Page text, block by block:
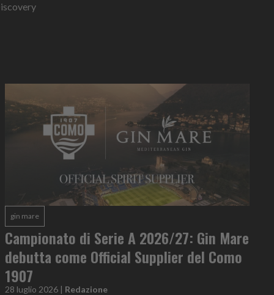
gin mare
Campionato di Serie A 2026/27: Gin Mare
debutta come Official Supplier del Como
1907
28 luglio 2026 | Redazione